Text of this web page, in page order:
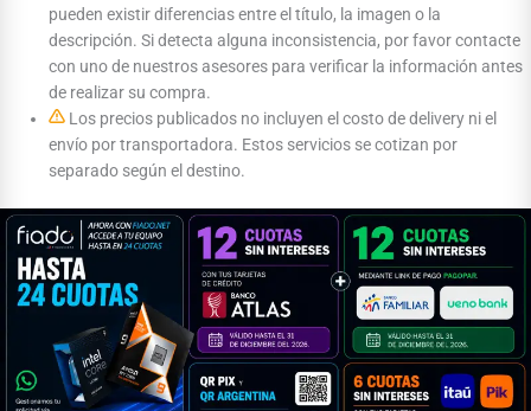
pueden existir diferencias entre el título, la imagen o la
descripción. Si detecta alguna inconsistencia, por favor contacte
con uno de nuestros asesores para verificar la información antes
de realizar su compra.
Los precios publicados no incluyen el costo de delivery ni el
envío por transportadora. Estos servicios se cotizan por
separado según el destino.